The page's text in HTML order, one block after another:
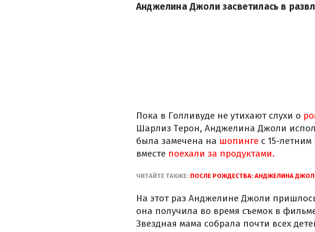
Анджелина Джоли засветилась в
Пока в Голливуде не утихают слухи о
Шарлиз Терон, Анджелина Джоли
была замечена на шопинге с 15-
вместе поехали за продуктами.
ЧИТАЙТЕ ТАКЖЕ: ПОСЛЕ РОЖДЕСТВА: АНДЖЕЛИНА
На этот раз Анджелине Джоли
она получила во время съемок в
Звездная мама собрала почти всех